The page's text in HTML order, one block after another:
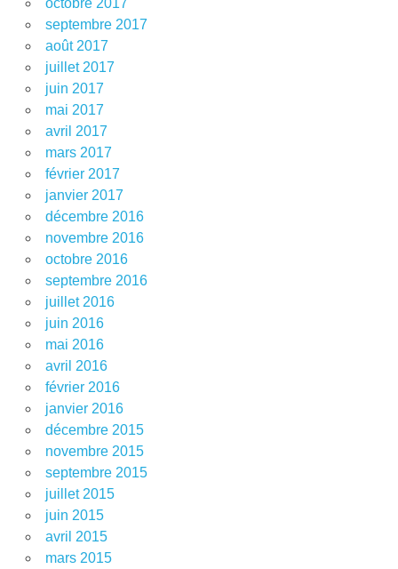
octobre 2017
septembre 2017
août 2017
juillet 2017
juin 2017
mai 2017
avril 2017
mars 2017
février 2017
janvier 2017
décembre 2016
novembre 2016
octobre 2016
septembre 2016
juillet 2016
juin 2016
mai 2016
avril 2016
février 2016
janvier 2016
décembre 2015
novembre 2015
septembre 2015
juillet 2015
juin 2015
avril 2015
mars 2015